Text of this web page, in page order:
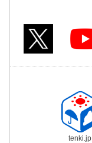
tenki.jp